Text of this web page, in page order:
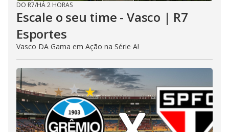
DO R7/HÁ 2 HORAS
Escale o seu time - Vasco | R7
Esportes
Vasco DA Gama em Ação na Série A!